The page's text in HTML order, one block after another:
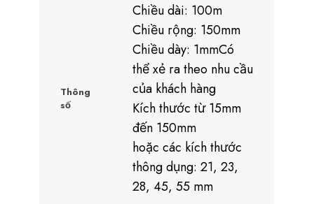
Thông
số
Chiều dài: 100m
Chiều rộng: 150mm
Chiều dày: 1mmCó
thể xẻ ra theo nhu cầu
của khách hàng
Kích thước từ 15mm
đến 150mm
hoặc các kích thước
thông dụng: 21, 23,
28, 45, 55 mm